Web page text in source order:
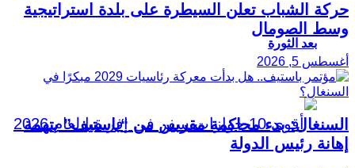
بعد الثورة
حركة الشباب تعلن السيطرة على بلدة استراتيجية
وسط الصومال
أغسطس 5, 2026
السنغال: بدء محاكمة مقربين من “باستيف” بتهمة
إهانة رئيس الدولة